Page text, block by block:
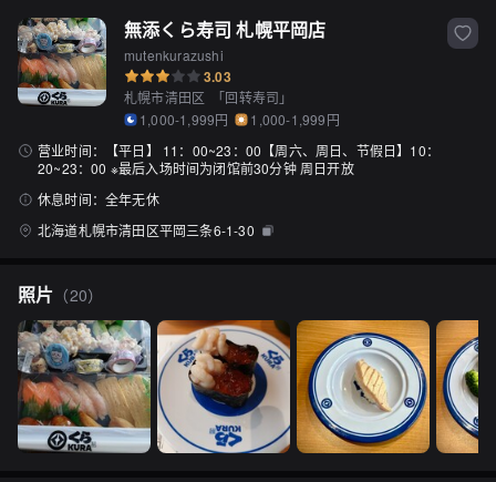
無添くら寿司 札幌平岡店
mutenkurazushi
3.03
札幌市清田区 「回转寿司 」
1,000-1,999円
1,000-1,999円
营业时间：
【平日】 11：00~23：00【周六、周日、节假日】10：
20~23：00 ※最后入场时间为闭馆前30分钟 周日开放
休息时间： 全年无休
北海道札幌市清田区平岡三条6-1-30
照片 （20）